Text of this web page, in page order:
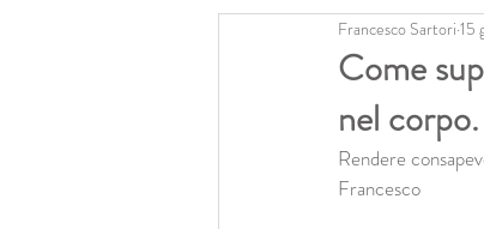
Come
nel corpo.
Francesco Sartori 15
Rendere
Francesco